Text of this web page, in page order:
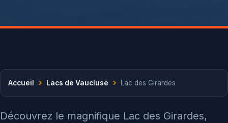
Accueil › Lacs de Vaucluse › Lac des Girardes
Découvrez le magnifique Lac des Girardes,